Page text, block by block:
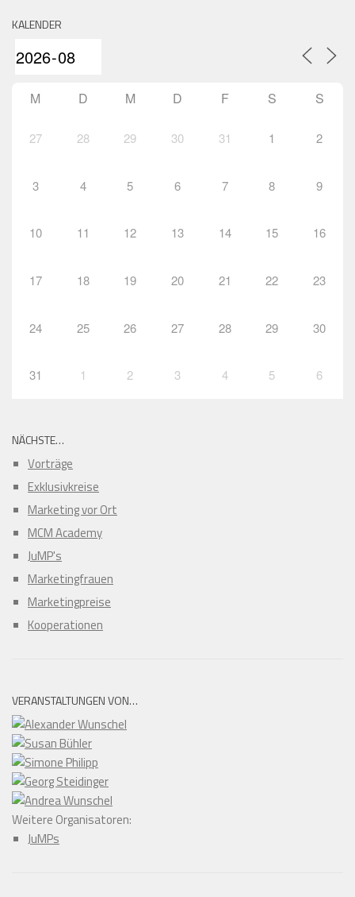
KALENDER
M D M D F S S
27 28 29 30 31 1 2
3 4 5 6 7 8 9
10 11 12 13 14 15 16
17 18 19 20 21 22 23
24 25 26 27 28 29 30
31 1 2 3 4 5 6
NÄCHSTE…
Vorträge
Exklusivkreise
Marketing vor Ort
MCM Academy
JuMP's
Marketingfrauen
Marketingpreise
Kooperationen
VERANSTALTUNGEN VON…
Weitere Organisatoren:
JuMPs